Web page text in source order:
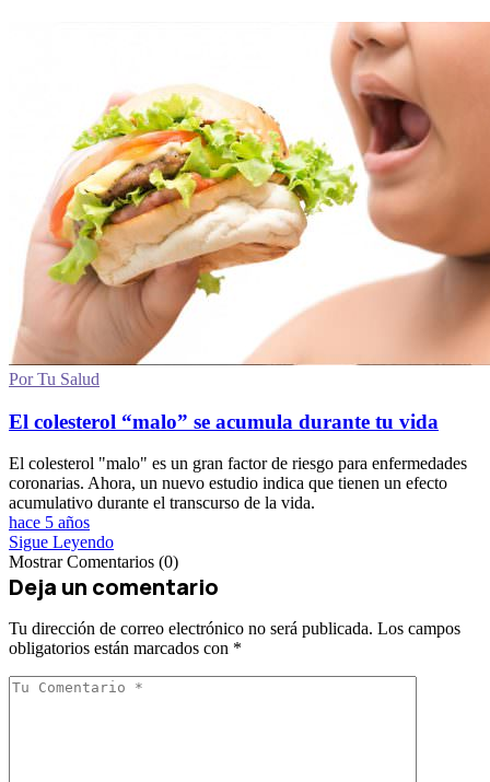
Por Tu Salud
El colesterol “malo” se acumula durante tu vida
El colesterol "malo" es un gran factor de riesgo para enfermedades
coronarias. Ahora, un nuevo estudio indica que tienen un efecto
acumulativo durante el transcurso de la vida.
hace 5 años
Sigue Leyendo
Mostrar Comentarios (0)
Deja un comentario
Tu dirección de correo electrónico no será publicada. Los campos
obligatorios están marcados con *